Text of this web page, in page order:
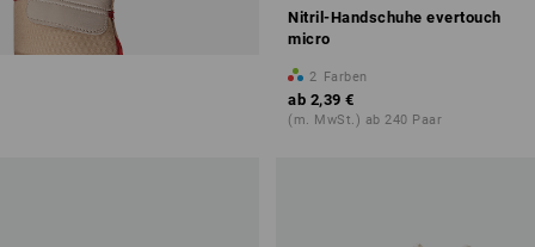
Nitril-Handschuhe evertouch
micro
2 Farben
ab 2,39 €
(m. MwSt.) ab 240 Paar